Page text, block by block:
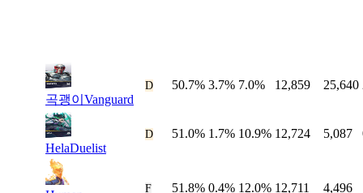
곡괭이 Vanguard
D 50.7% 3.7% 7.0% 12,859 25,640
HelaDuelist
D 51.0% 1.7% 10.9% 12,724 5,087
F 51.8% 0.4% 12.0% 12,711 4,496